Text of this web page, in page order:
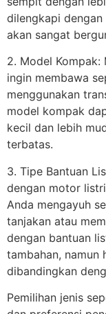
dilengkapi
akan sangat
2. Model
ingin membawa
menggunakan
model kompak
kecil dan lebih
terbatas.
3. Tipe Bantuan
dengan motor
Anda mengayuh
tanjakan atau
dengan bantuan
tambahan, namun
dibandingkan
Pemilihan jenis